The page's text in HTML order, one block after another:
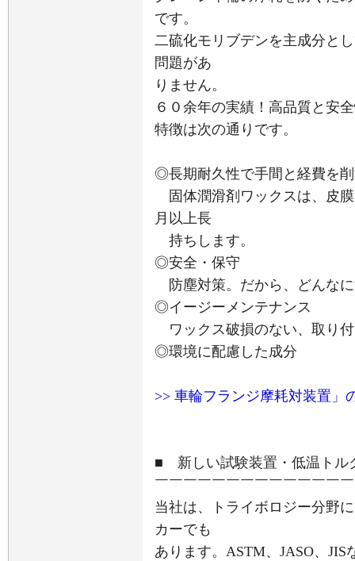
です。
二硫化モリブデンを主成分と
問題があ
りません。
６０余年の実績！高品質と安
特徴は次の通りです。
◎長期耐久性で手間と経費を
固体潤滑剤ワックスは、皮
月以上長
持ちします。
◎安全・保守
防塵対策。だから、どんな
◎イージーメンテナンス
ワックス破損のない、取り
◎環境に配慮した成分
>> 車輪フランジ摩耗対装置」
■ 新しい試験装置・低温トル
￣￣￣￣￣￣￣￣￣￣￣￣￣
当社は、トライボロジー分野
カーでも
あります。ASTM、JASO、